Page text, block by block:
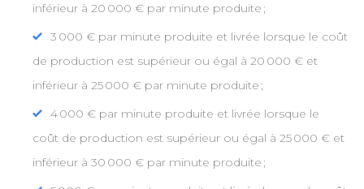
inférieur à 20 000 € par minute produite ;
3 000 € par minute produite et livrée lorsque le coût
de production est supérieur ou égal à 20 000 € et
inférieur à 25 000 € par minute produite ;
4 000 € par minute produite et livrée lorsque le
coût de production est supérieur ou égal à 25 000 € et
inférieur à 30 000 € par minute produite ;